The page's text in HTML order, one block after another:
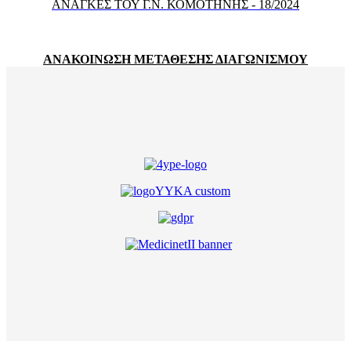
ΑΝΑΓΚΕΣ ΤΟΥ Γ.Ν. ΚΟΜΟΤΗΝΗΣ - 18/2024
ΑΝΑΚΟΙΝΩΣΗ ΜΕΤΑΘΕΣΗΣ ΔΙΑΓΩΝΙΣΜΟΥ